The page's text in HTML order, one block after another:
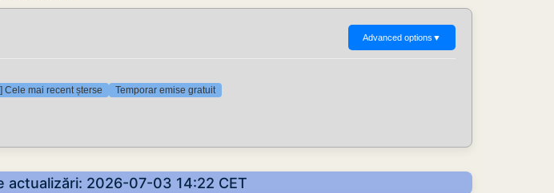
Advanced options ▼
] Cele mai recent șterse Temporar emise gratuit
actualizări: 2026-07-03 14:22 CET